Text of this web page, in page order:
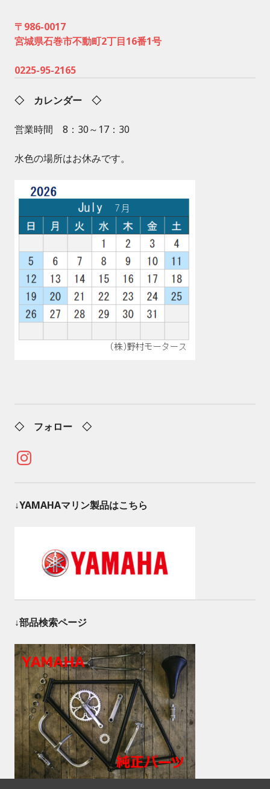
〒986-0017
宮城県石巻市不動町2丁目16番1号
0225-95-2165
◇ カレンダー ◇
営業時間 8：30～17：30
水色の場所はお休みです。
◇ フォロー ◇
Instagram
↓YAMAHAマリン製品はこちら
↓部品検索ページ